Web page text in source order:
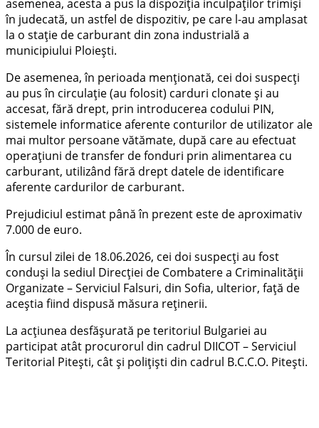
asemenea, acesta a pus la dispoziția inculpaților trimiși
în judecată, un astfel de dispozitiv, pe care l-au amplasat
la o stație de carburant din zona industrială a
municipiului Ploiești.
De asemenea, în perioada menționată, cei doi suspecți
au pus în circulație (au folosit) carduri clonate și au
accesat, fără drept, prin introducerea codului PIN,
sistemele informatice aferente conturilor de utilizator ale
mai multor persoane vătămate, după care au efectuat
operațiuni de transfer de fonduri prin alimentarea cu
carburant, utilizând fără drept datele de identificare
aferente cardurilor de carburant.
Prejudiciul estimat până în prezent este de aproximativ
7.000 de euro.
În cursul zilei de 18.06.2026, cei doi suspecți au fost
conduși la sediul Direcției de Combatere a Criminalității
Organizate – Serviciul Falsuri, din Sofia, ulterior, față de
aceștia fiind dispusă măsura reținerii.
La acțiunea desfășurată pe teritoriul Bulgariei au
participat atât procurorul din cadrul DIICOT – Serviciul
Teritorial Pitești, cât și polițiști din cadrul B.C.C.O. Pitești.